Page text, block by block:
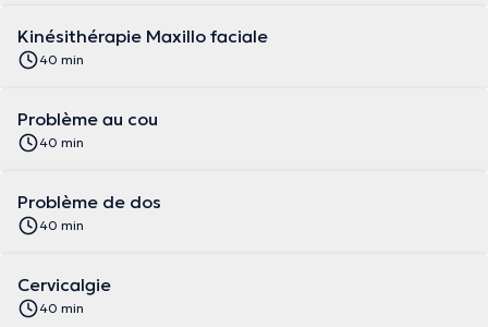
Kinésithérapie Maxillo faciale
40 min
Problème au cou
40 min
Problème de dos
40 min
Cervicalgie
40 min